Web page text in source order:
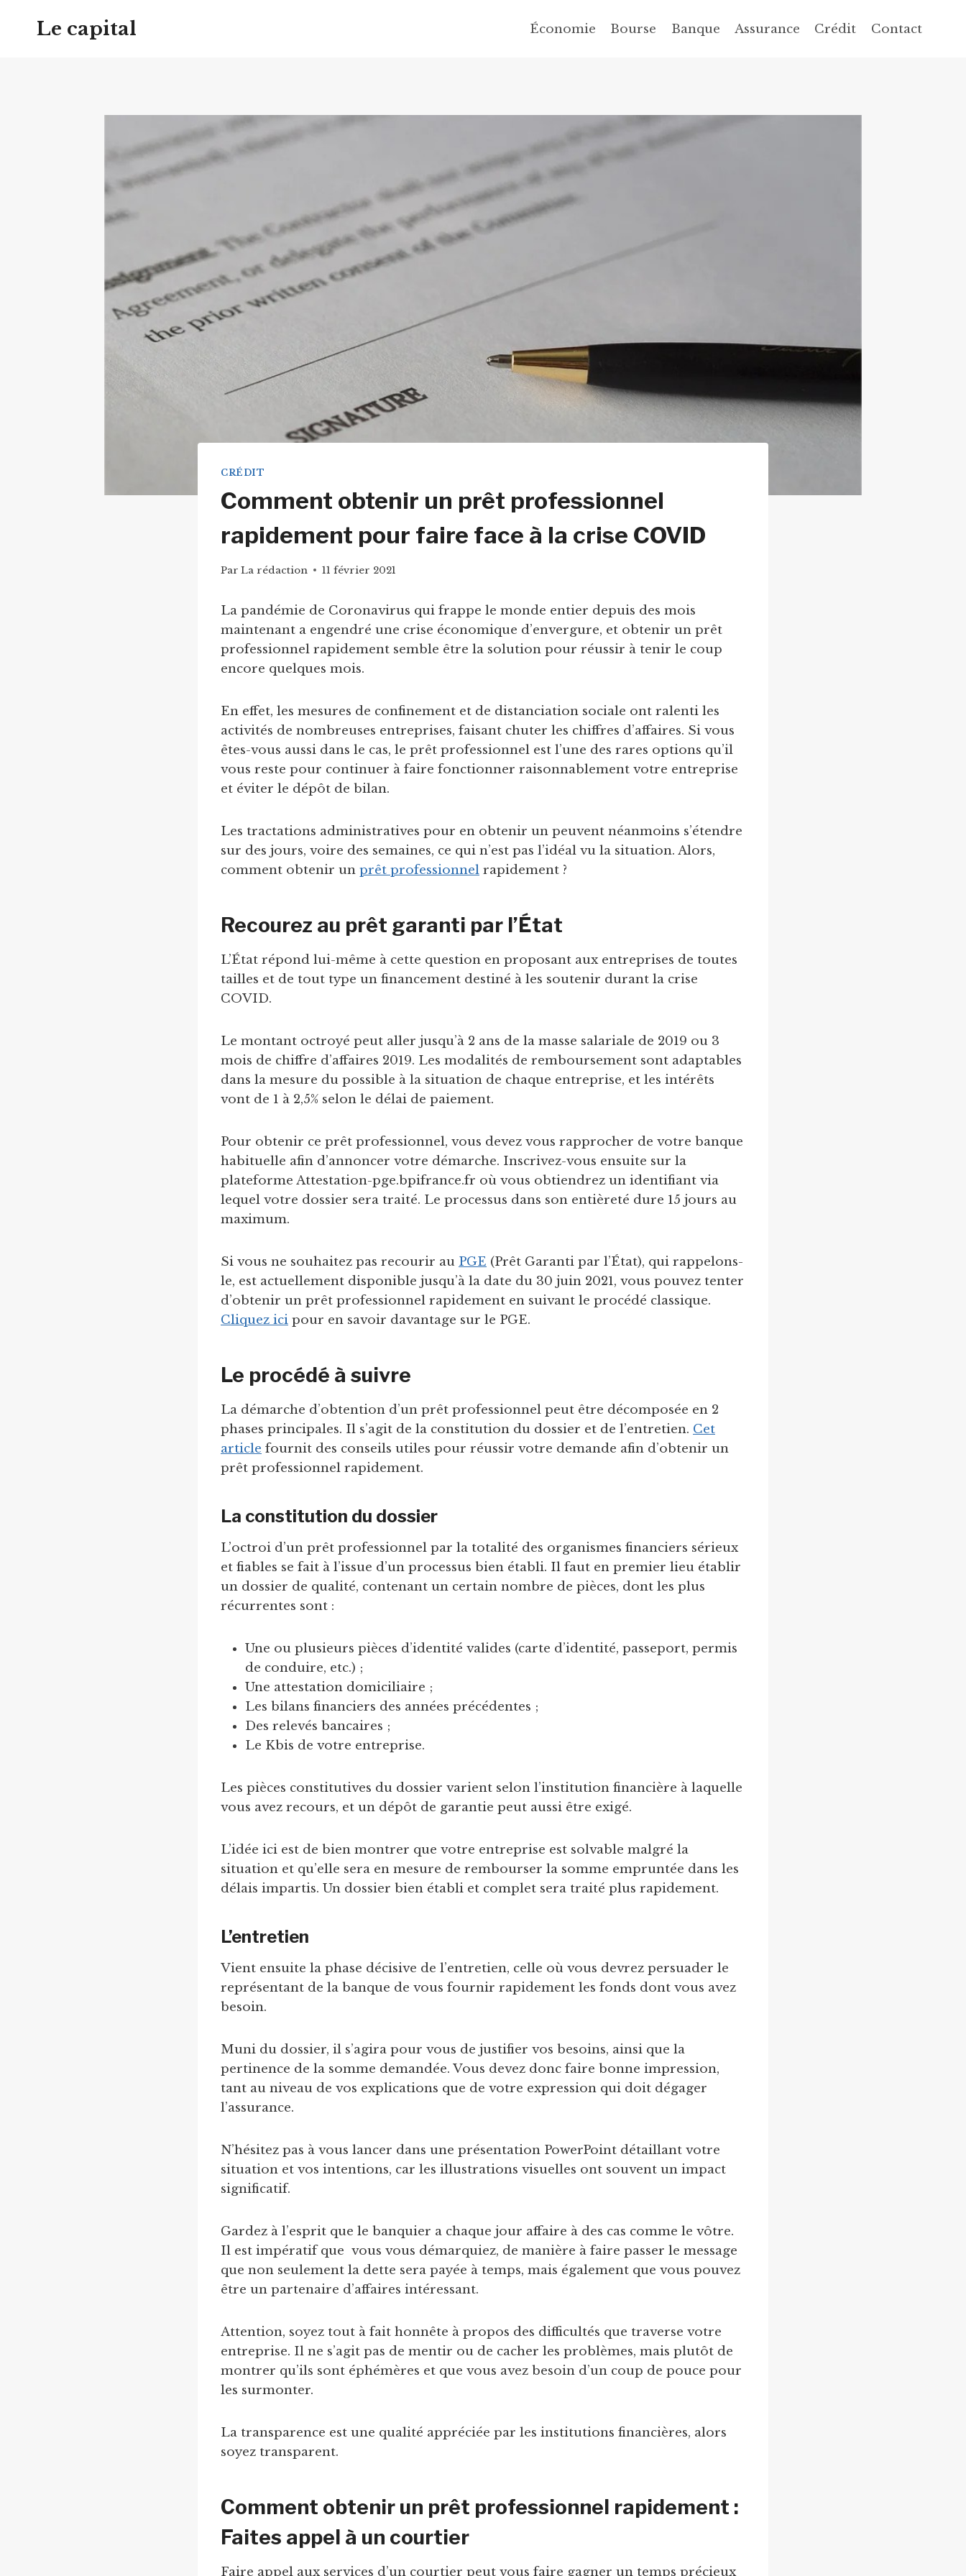
Le capital Économie Bourse Banque Assurance Crédit Contact
CRÉDIT
Comment obtenir un prêt professionnel
rapidement pour faire face à la crise COVID
Par La rédaction 11 février 2021
La pandémie de Coronavirus qui frappe le monde entier depuis des mois
maintenant a engendré une crise économique d’envergure, et obtenir un prêt
professionnel rapidement semble être la solution pour réussir à tenir le coup
encore quelques mois.
En effet, les mesures de confinement et de distanciation sociale ont ralenti les
activités de nombreuses entreprises, faisant chuter les chiffres d’affaires. Si vous
êtes-vous aussi dans le cas, le prêt professionnel est l’une des rares options qu’il
vous reste pour continuer à faire fonctionner raisonnablement votre entreprise
et éviter le dépôt de bilan.
Les tractations administratives pour en obtenir un peuvent néanmoins s’étendre
sur des jours, voire des semaines, ce qui n’est pas l’idéal vu la situation. Alors,
comment obtenir un prêt professionnel rapidement ?
Recourez au prêt garanti par l’État
L’État répond lui-même à cette question en proposant aux entreprises de toutes
tailles et de tout type un financement destiné à les soutenir durant la crise
COVID.
Le montant octroyé peut aller jusqu’à 2 ans de la masse salariale de 2019 ou 3
mois de chiffre d’affaires 2019. Les modalités de remboursement sont adaptables
dans la mesure du possible à la situation de chaque entreprise, et les intérêts
vont de 1 à 2,5% selon le délai de paiement.
Pour obtenir ce prêt professionnel, vous devez vous rapprocher de votre banque
habituelle afin d’annoncer votre démarche. Inscrivez-vous ensuite sur la
plateforme Attestation-pge.bpifrance.fr où vous obtiendrez un identifiant via
lequel votre dossier sera traité. Le processus dans son entièreté dure 15 jours au
maximum.
Si vous ne souhaitez pas recourir au PGE (Prêt Garanti par l’État), qui rappelons-
le, est actuellement disponible jusqu’à la date du 30 juin 2021, vous pouvez tenter
d’obtenir un prêt professionnel rapidement en suivant le procédé classique.
Cliquez ici pour en savoir davantage sur le PGE.
Le procédé à suivre
La démarche d’obtention d’un prêt professionnel peut être décomposée en 2
phases principales. Il s’agit de la constitution du dossier et de l’entretien. Cet
article fournit des conseils utiles pour réussir votre demande afin d’obtenir un
prêt professionnel rapidement.
La constitution du dossier
L’octroi d’un prêt professionnel par la totalité des organismes financiers sérieux
et fiables se fait à l’issue d’un processus bien établi. Il faut en premier lieu établir
un dossier de qualité, contenant un certain nombre de pièces, dont les plus
récurrentes sont :
Une ou plusieurs pièces d’identité valides (carte d’identité, passeport, permis
de conduire, etc.) ;
Une attestation domiciliaire ;
Les bilans financiers des années précédentes ;
Des relevés bancaires ;
Le Kbis de votre entreprise.
Les pièces constitutives du dossier varient selon l’institution financière à laquelle
vous avez recours, et un dépôt de garantie peut aussi être exigé.
L’idée ici est de bien montrer que votre entreprise est solvable malgré la
situation et qu’elle sera en mesure de rembourser la somme empruntée dans les
délais impartis. Un dossier bien établi et complet sera traité plus rapidement.
L’entretien
Vient ensuite la phase décisive de l’entretien, celle où vous devrez persuader le
représentant de la banque de vous fournir rapidement les fonds dont vous avez
besoin.
Muni du dossier, il s’agira pour vous de justifier vos besoins, ainsi que la
pertinence de la somme demandée. Vous devez donc faire bonne impression,
tant au niveau de vos explications que de votre expression qui doit dégager
l’assurance.
N’hésitez pas à vous lancer dans une présentation PowerPoint détaillant votre
situation et vos intentions, car les illustrations visuelles ont souvent un impact
significatif.
Gardez à l’esprit que le banquier a chaque jour affaire à des cas comme le vôtre.
Il est impératif que vous vous démarquiez, de manière à faire passer le message
que non seulement la dette sera payée à temps, mais également que vous pouvez
être un partenaire d’affaires intéressant.
Attention, soyez tout à fait honnête à propos des difficultés que traverse votre
entreprise. Il ne s’agit pas de mentir ou de cacher les problèmes, mais plutôt de
montrer qu’ils sont éphémères et que vous avez besoin d’un coup de pouce pour
les surmonter.
La transparence est une qualité appréciée par les institutions financières, alors
soyez transparent.
Comment obtenir un prêt professionnel rapidement :
Faites appel à un courtier
Faire appel aux services d’un courtier peut vous faire gagner un temps précieux